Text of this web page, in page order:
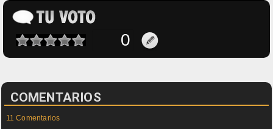
COMENTARIOS
11 Comentarios